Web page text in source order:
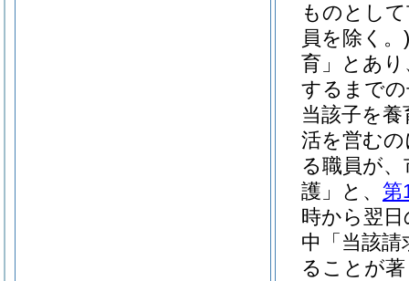
ものとし
員を除く。)
育」とあ
するまで
当該子を
活を営む
る職員が
護」と、 第
時から翌
中「当該
ることが